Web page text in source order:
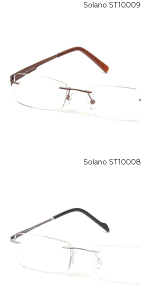
Solano ST10009
Solano ST10008